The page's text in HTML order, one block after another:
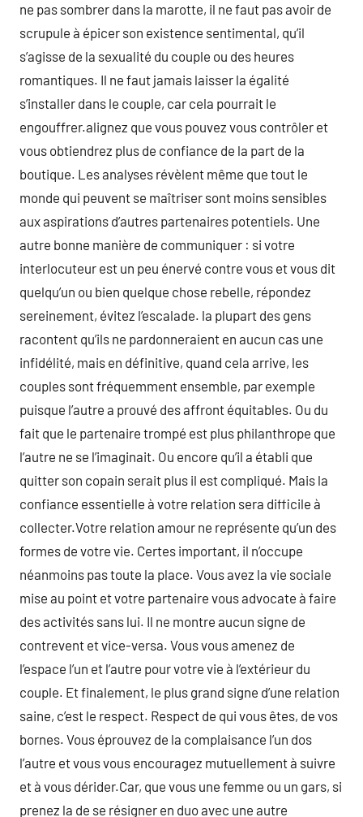
ne pas sombrer dans la marotte, il ne faut pas avoir de
scrupule à épicer son existence sentimental, qu’il
s’agisse de la sexualité du couple ou des heures
romantiques. Il ne faut jamais laisser la égalité
s’installer dans le couple, car cela pourrait le
engouffrer.alignez que vous pouvez vous contrôler et
vous obtiendrez plus de confiance de la part de la
boutique. Les analyses révèlent même que tout le
monde qui peuvent se maîtriser sont moins sensibles
aux aspirations d’autres partenaires potentiels. Une
autre bonne manière de communiquer : si votre
interlocuteur est un peu énervé contre vous et vous dit
quelqu’un ou bien quelque chose rebelle, répondez
sereinement, évitez l’escalade. la plupart des gens
racontent qu’ils ne pardonneraient en aucun cas une
infidélité, mais en définitive, quand cela arrive, les
couples sont fréquemment ensemble, par exemple
puisque l’autre a prouvé des affront équitables. Ou du
fait que le partenaire trompé est plus philanthrope que
l’autre ne se l’imaginait. Ou encore qu’il a établi que
quitter son copain serait plus il est compliqué. Mais la
confiance essentielle à votre relation sera difficile à
collecter.Votre relation amour ne représente qu’un des
formes de votre vie. Certes important, il n’occupe
néanmoins pas toute la place. Vous avez la vie sociale
mise au point et votre partenaire vous advocate à faire
des activités sans lui. Il ne montre aucun signe de
contrevent et vice-versa. Vous vous amenez de
l’espace l’un et l’autre pour votre vie à l’extérieur du
couple. Et finalement, le plus grand signe d’une relation
saine, c’est le respect. Respect de qui vous êtes, de vos
bornes. Vous éprouvez de la complaisance l’un dos
l’autre et vous vous encouragez mutuellement à suivre
et à vous dérider.Car, que vous une femme ou un gars, si
prenez la de se résigner en duo avec une autre